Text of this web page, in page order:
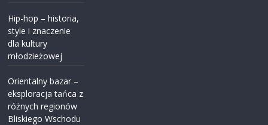
Hip-hop – historia,
style i znaczenie
dla kultury
młodzieżowej
Orientalny bazar –
eksploracja tańca z
różnych regionów
Bliskiego Wschodu